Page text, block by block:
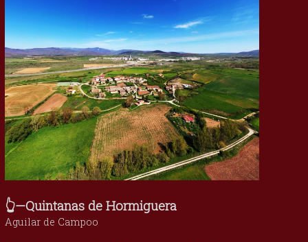
👆—Quintanas de Hormiguera
Aguilar de Campoo